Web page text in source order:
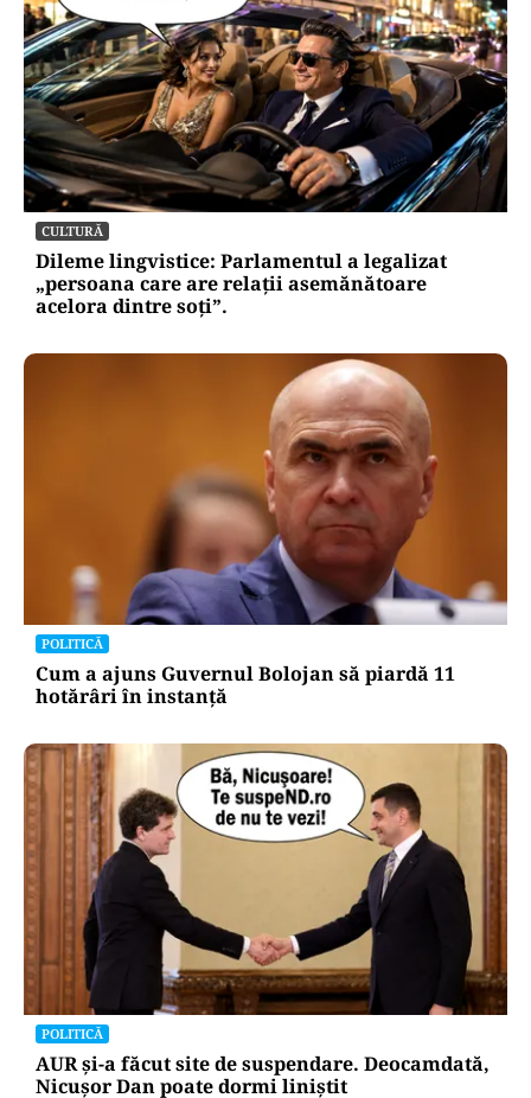
CULTURĂ
Dileme lingvistice: Parlamentul a legalizat
„persoana care are relații asemănătoare
acelora dintre soți”.
POLITICĂ
Cum a ajuns Guvernul Bolojan să piardă 11
hotărâri în instanță
POLITICĂ
AUR și-a făcut site de suspendare. Deocamdată,
Nicușor Dan poate dormi liniștit